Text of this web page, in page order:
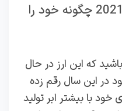
این ارز دیجیتال در سال 2021 چگونه خود را
که این ارز در حال
در این سال رقم زده
با بیشتر ابر تولید